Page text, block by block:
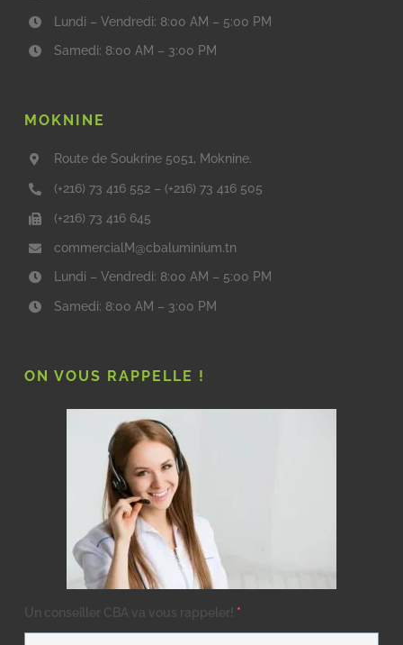
Lundi – Vendredi: 8:00 AM – 5:00 PM
Samedi: 8:00 AM – 3:00 PM
MOKNINE
Route de Soukrine 5051, Moknine.
(+216) 73 416 552 – (+216) 73 416 505
(+216) 73 416 645
commercialM@cbaluminium.tn
Lundi – Vendredi: 8:00 AM – 5:00 PM
Samedi: 8:00 AM – 3:00 PM
ON VOUS RAPPELLE !
Un conseiller CBA va vous rappeler! *